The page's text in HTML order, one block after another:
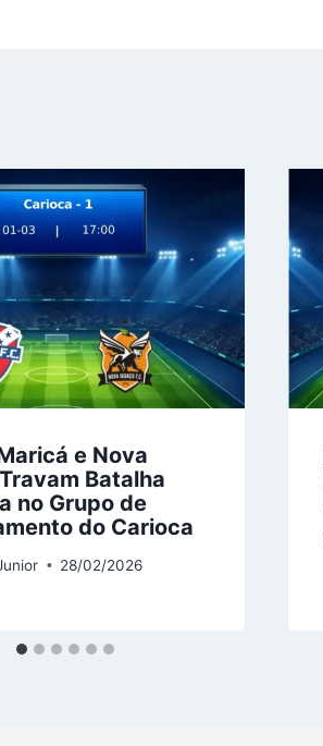
e Nova
Batalha
no Grupo de
do Carioca
28/02/2026